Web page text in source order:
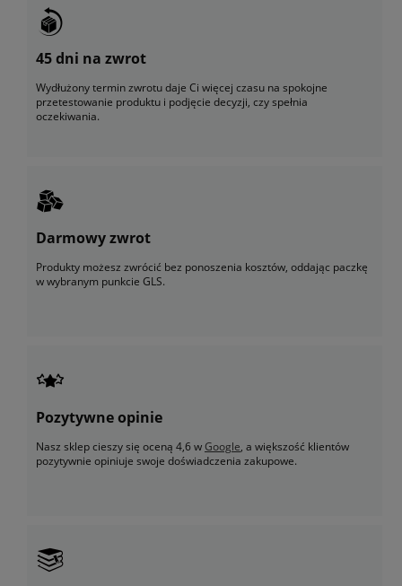
45 dni na zwrot
Wydłużony termin zwrotu daje Ci więcej czasu na spokojne
przetestowanie produktu i podjęcie decyzji, czy spełnia
oczekiwania.
Darmowy zwrot
Produkty możesz zwrócić bez ponoszenia kosztów, oddając paczkę
w wybranym punkcie GLS.
Pozytywne opinie
Nasz sklep cieszy się oceną 4,6 wGoogle, a większość klientów
pozytywnie opiniuje swoje doświadczenia zakupowe.